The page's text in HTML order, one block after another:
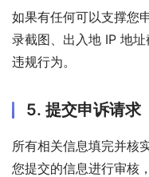
如果有任何可以支撑您
录截图、出入地 IP 地
违规行为。
5. 提交申诉请求
所有相关信息填完并核
您提交的信息进行审核